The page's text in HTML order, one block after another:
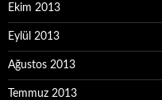
Ekim 2013
Eylül 2013
Ağustos 2013
Temmuz 2013